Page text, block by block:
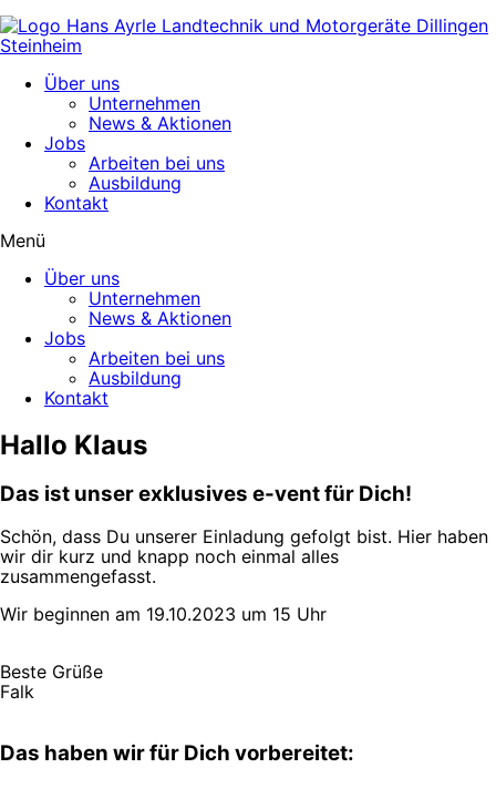
Über uns
Unternehmen
News & Aktionen
Jobs
Arbeiten bei uns
Ausbildung
Kontakt
Menü
Über uns
Unternehmen
News & Aktionen
Jobs
Arbeiten bei uns
Ausbildung
Kontakt
Hallo Klaus
Das ist unser exklusives e-vent für Dich!
Schön, dass Du unserer Einladung gefolgt bist. Hier haben
wir dir kurz und knapp noch einmal alles
zusammengefasst.
Wir beginnen am 19.10.2023 um 15 Uhr
Beste Grüße
Falk
Das haben wir für Dich vorbereitet: